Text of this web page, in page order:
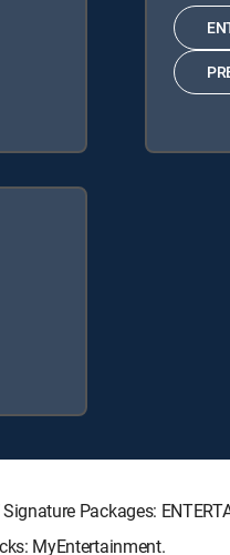
Packages:
MyEntertainment.